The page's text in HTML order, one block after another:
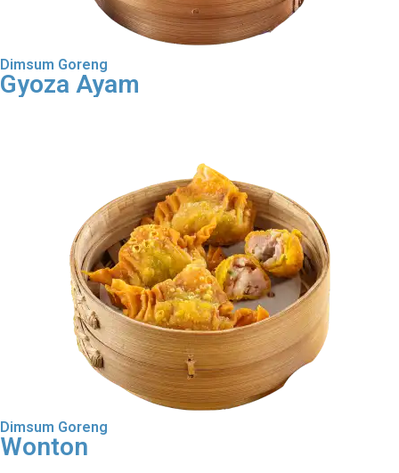
Dimsum Goreng
Gyoza Ayam
Dimsum Goreng
Wonton